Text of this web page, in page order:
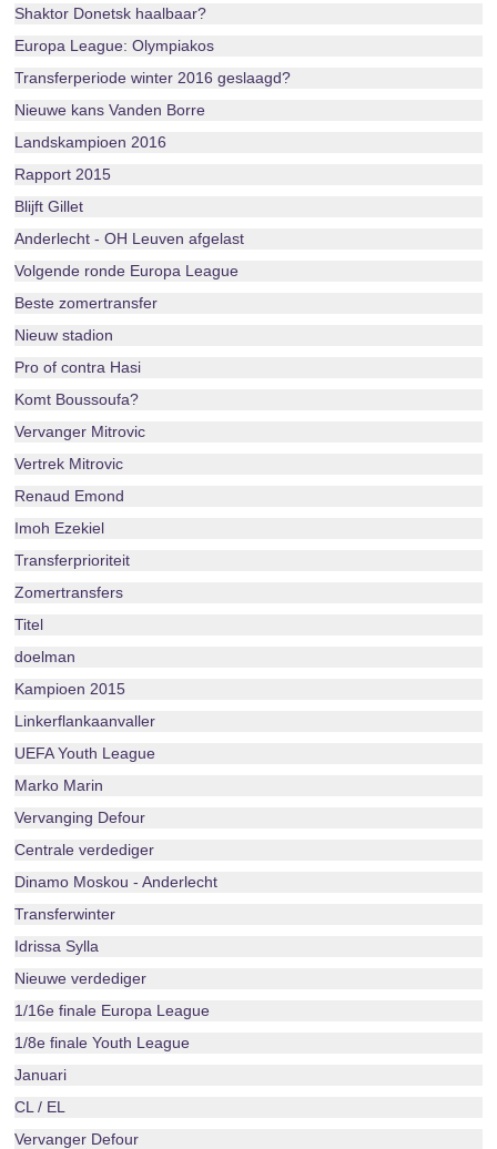
Shaktor Donetsk haalbaar?
Europa League: Olympiakos
Transferperiode winter 2016 geslaagd?
Nieuwe kans Vanden Borre
Landskampioen 2016
Rapport 2015
Blijft Gillet
Anderlecht - OH Leuven afgelast
Volgende ronde Europa League
Beste zomertransfer
Nieuw stadion
Pro of contra Hasi
Komt Boussoufa?
Vervanger Mitrovic
Vertrek Mitrovic
Renaud Emond
Imoh Ezekiel
Transferprioriteit
Zomertransfers
Titel
doelman
Kampioen 2015
Linkerflankaanvaller
UEFA Youth League
Marko Marin
Vervanging Defour
Centrale verdediger
Dinamo Moskou - Anderlecht
Transferwinter
Idrissa Sylla
Nieuwe verdediger
1/16e finale Europa League
1/8e finale Youth League
Januari
CL / EL
Vervanger Defour